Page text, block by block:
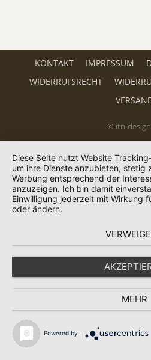
KONTAKT IMPRESSUM
WIDERRUFSRECHT
© itn-
Diese Seite nutzt Website
um ihre Dienste anzubieten, stetig
Werbung entsprechend der
anzuzeigen. Ich bin damit
Einwilligung jederzeit mit Wirkung
oder ändern.
MEHR
Powered by